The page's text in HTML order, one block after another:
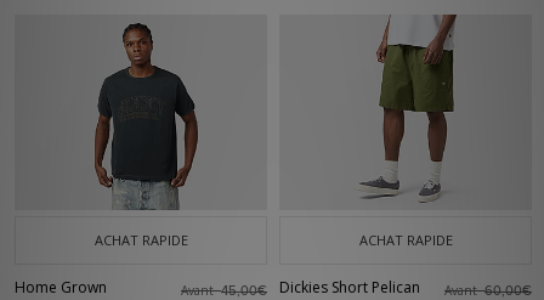
ACHAT RAPIDE
Home Grown
Avant45,00€
ACHAT RAPIDE
Dickies Short Pelican
Avant60,00€